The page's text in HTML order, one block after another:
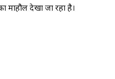
माहौल देखा जा रहा है।